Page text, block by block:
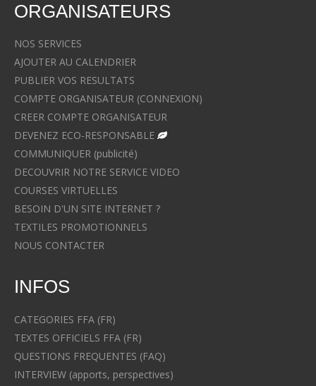
ORGANISATEURS
NOS SERVICES
AJOUTER AU CALENDRIER
PUBLIER VOS RESULTATS
COMPTE ORGANISATEUR (CONNEXION)
CREER COMPTE ORGANISATEUR
DEVENEZ ECO-RESPONSABLE
COMMUNIQUER (publicité)
DECOUVRIR NOTRE SERVICE VIDEO
COURSES VIRTUELLES
BESOIN D'UN SITE INTERNET ?
TEXTILES PROMOTIONNELS
NOUS CONTACTER
INFOS
CATEGORIES FFA (FR)
TEXTES OFFICIELS FFA (FR)
QUESTIONS FREQUENTES (FAQ)
INTERVIEW (apports, perspectives)